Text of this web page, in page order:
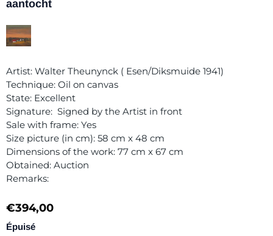
aantocht
Artist: Walter Theunynck ( Esen/Diksmuide 1941)
Technique: Oil on canvas
State: Excellent
Signature: Signed by the Artist in front
Sale with frame: Yes
Size picture (in cm): 58 cm x 48 cm
Dimensions of the work: 77 cm x 67 cm
Obtained: Auction
Remarks:
€394,00
Épuisé